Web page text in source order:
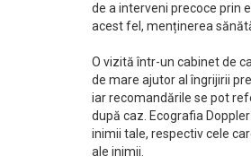
de a interveni precoce prin
acest fel, menținerea
O vizită într-un cabinet de
de mare ajutor al îngrijirii
iar recomandările se pot
după caz. Ecografia
inimii tale, respectiv cele
ale inimii.